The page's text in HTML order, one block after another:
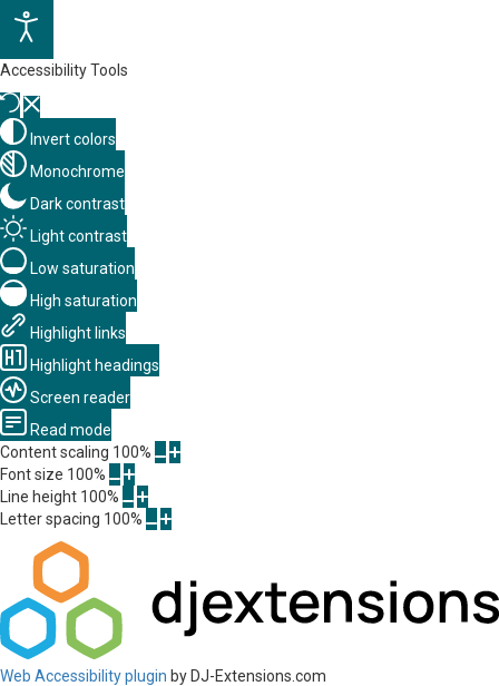
Accessibility Tools
Invert colors
Monochrome
Dark contrast
Light contrast
Low saturation
High saturation
Highlight links
Highlight headings
Screen reader
Read mode
Content scaling 100%
Font size 100%
Line height 100%
Letter spacing 100%
Web Accessibility plugin by DJ-Extensions.com